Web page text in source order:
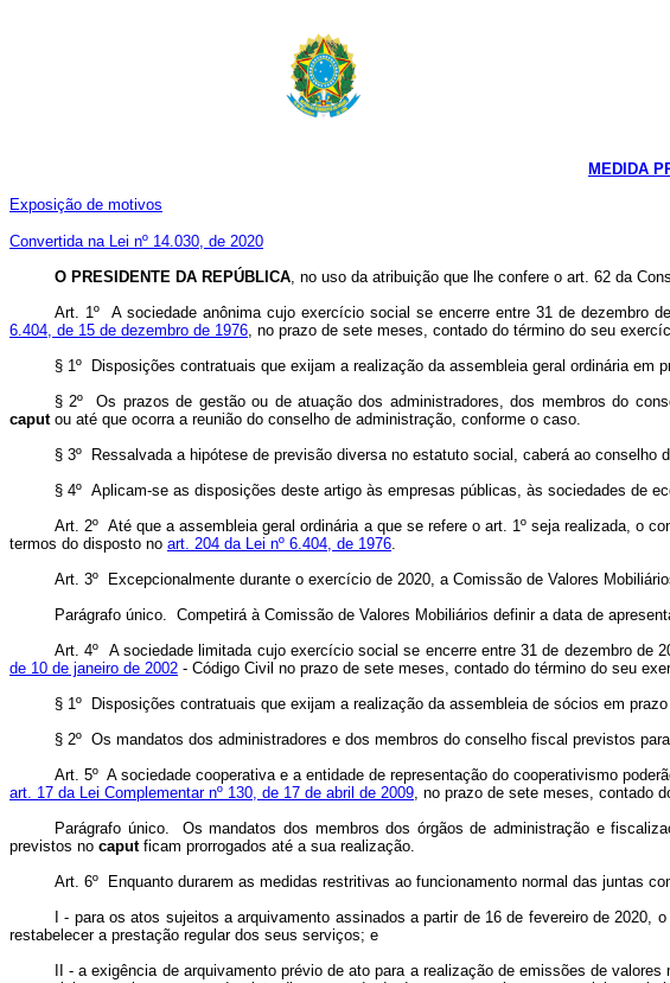
MEDIDA
Exposição de motivos
Convertida na Lei nº 14.030, de 2020
O PRESIDENTE DA REPÚBLICA, no uso da atribuição que lhe confere o art. 62 da
Art. 1º A sociedade anônima cujo exercício social se encerre entre 31 de dezembro
6.404, de 15 de dezembro de 1976, no prazo de sete meses, contado do término do seu
§ 1º Disposições contratuais que exijam a realização da assembleia geral ordinária em
§ 2º Os prazos de gestão ou de atuação dos administradores, dos membros do
caputou até que ocorra a reunião do conselho de administração, conforme o caso.
§ 3º Ressalvada a hipótese de previsão diversa no estatuto social, caberá ao conselho
§ 4º Aplicam-se as disposições deste artigo às empresas públicas, às sociedades de
Art. 2º Até que a assembleia geral ordinária a que se refere o art. 1º seja realizada, o
termos do disposto no art. 204 da Lei nº 6.404, de 1976.
Art. 3º Excepcionalmente durante o exercício de 2020, a Comissão de Valores
Parágrafo único. Competirá à Comissão de Valores Mobiliários definir a data de
Art. 4º A sociedade limitada cujo exercício social se encerre entre 31 de dezembro de
de 10 de janeiro de 2002 - Código Civil no prazo de sete meses, contado do término do seu
§ 1º Disposições contratuais que exijam a realização da assembleia de sócios em
§ 2º Os mandatos dos administradores e dos membros do conselho fiscal previstos
Art. 5º A sociedade cooperativa e a entidade de representação do cooperativismo
art. 17 da Lei Complementar nº 130, de 17 de abril de 2009, no prazo de sete meses, contado
Parágrafo único. Os mandatos dos membros dos órgãos de administração e
previstos no caputficam prorrogados até a sua realização.
Art. 6º Enquanto durarem as medidas restritivas ao funcionamento normal das juntas
I - para os atos sujeitos a arquivamento assinados a partir de 16 de fevereiro de 2020,
restabelecer a prestação regular dos seus serviços; e
II - a exigência de arquivamento prévio de ato para a realização de emissões de